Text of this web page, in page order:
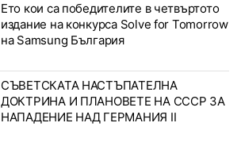
Ето кои са победителите в четвъртото
издание на конкурса Solve for Tomorrow
на Samsung България
СЪВЕТСКАТА НАСТЪПАТЕЛНА
ДОКТРИНА И ПЛАНОВЕТЕ НА СССР ЗА
НАПАДЕНИЕ НАД ГЕРМАНИЯ II